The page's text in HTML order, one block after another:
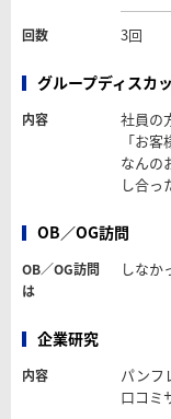
回数 3回
グループディスカ
内容
社員の
「お
なんの
し合っ
OB／OG訪問
OB／OG訪問
は
しなか
企業研究
内容
パンフ
口コミ